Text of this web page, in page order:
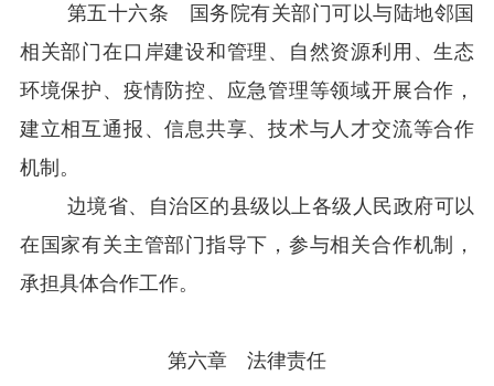
第五十六条 国务院有关部门可以与陆地邻国
相关部门在口岸建设和管理、自然资源利用、生态
环境保护、疫情防控、应急管理等领域开展合作，
建立相互通报、信息共享、技术与人才交流等合作
机制。
边境省、自治区的县级以上各级人民政府可以
在国家有关主管部门指导下，参与相关合作机制，
承担具体合作工作。
第六章 法律责任